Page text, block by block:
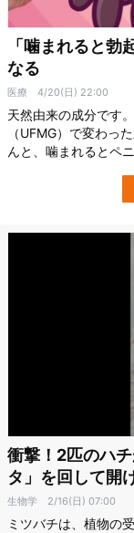
「噛まれると
なる
医療 4/20(日) 22:00
天然由来の成分です
（UFMG）で変わっ
んと、噛まれるとペ
おり今回、臨床試験
が進んでいるクモ毒
衝撃！2匹のハ
タ」を回して開
生物学 2/16(日) 07:00
ミツバチは、植物の